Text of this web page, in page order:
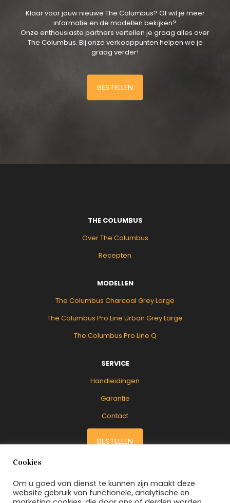
Klaar voor jouw nieuwe The Columbus? Of wil je meer
informatie en de modellen bekijken?
Onze enthousiaste partners vertellen je graag alles over
The Columbus. Bij onze verkooppunten helpen we je
graag verder!
BESTELLEN
THE COLUMBUS
Over The Columbus
Recepten
MODELLEN
The Columbus Charcoal Grey Large
The Columbus Pro Line Urban Grey Large
The Columbus Pro Line Q
SERVICE
Handleidingen
Garantie
Contact
BESTELLEN
Cookies
Om u goed van dienst te kunnen zijn maakt deze
website gebruik van functionele, analytische en